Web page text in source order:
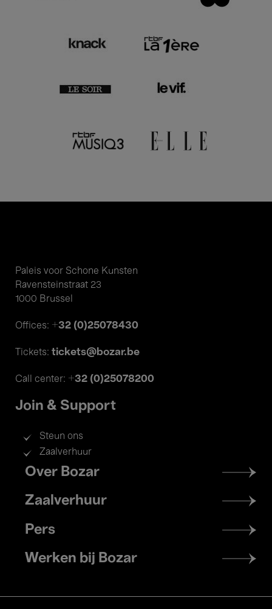
Paleis voor Schone Kunsten
Ravensteinstraat 23
1000 Brussel
Offices: +32 (0)25078430
Tickets: tickets@bozar.be
Call center: +32 (0)25078200
Join & Support
Steun ons
Zaalverhuur
Footer
menu
Over Bozar
Zaalverhuur
Pers
Werken bij Bozar